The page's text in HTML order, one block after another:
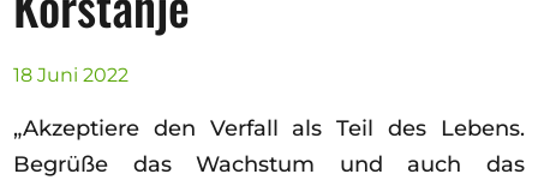
Kunstkalender
Magazin
18 Juni 2022
„Akzeptiere den Verfall als Teil des Lebens.
Begrüße das Wachstum und auch das